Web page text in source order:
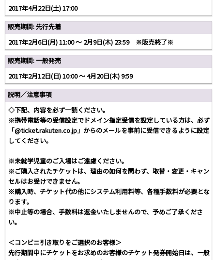
2017年4月22日(土) 17:00
販売期間: 先行先着
2017年2月6日(月) 11:00 〜 2月9日(木) 23:59 ※販売終了※
販売期間: 一般発売
2017年2月12日(日) 10:00 〜 4月20日(木) 9:59
説明／注意事項
◇下記、内容を必ず一読ください。
※携帯電話等の受信設定でドメイン指定受信を設定している方は、必ず
「@ticket.rakuten.co.jp」からのメールを事前に受信できるように設定
してください。
※未就学児童のご入場はご遠慮ください。
※ご購入されたチケットは、理由の如何を問わず、取替・変更・キャン
セルはお受けできません。
※購入時、チケット代の他にシステム利用料等、各種手数料が必要とな
ります。
※中止等の場合、手数料は返金いたしませんので、予めご了承くださ
い。
＜コンビニ引き取りをご選択のお客様＞
先行期間中にチケットをお求めのお客様のチケット発券開始日は、一般